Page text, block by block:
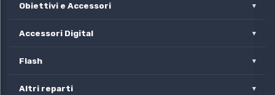
Obiettivi e Accessori
Accessori Digital
Flash
Altri reparti